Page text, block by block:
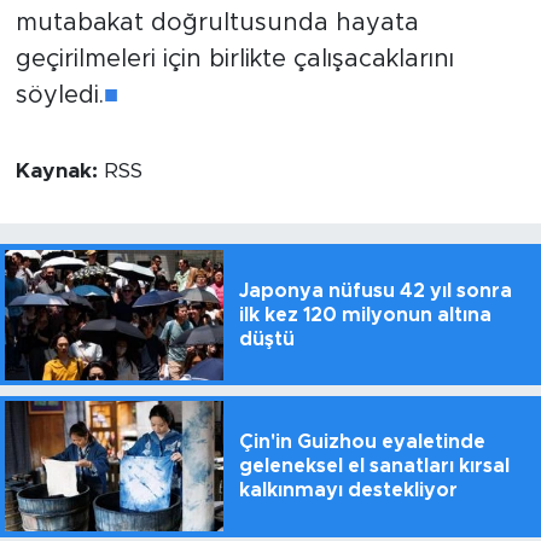
mutabakat doğrultusunda hayata
geçirilmeleri için birlikte çalışacaklarını
söyledi.■
Kaynak: RSS
Japonya nüfusu 42 yıl sonra
ilk kez 120 milyonun altına
düştü
Çin'in Guizhou eyaletinde
geleneksel el sanatları kırsal
kalkınmayı destekliyor